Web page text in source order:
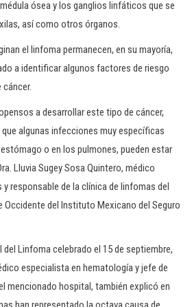
ósea y los ganglios linfáticos que se
así como otros órganos.
el linfoma permanecen, en su mayoría,
a identificar algunos factores de riesgo
a desarrollar este tipo de cáncer,
algunas infecciones muy específicas
o en los pulmones, pueden estar
Lluvia Sugey Sosa Quintero, médico
responsable de la clínica de linfomas del
Occidente del Instituto Mexicano del Seguro
del Linfoma celebrado el 15 de septiembre,
especialista en hematología y jefe de
mencionado hospital, también explicó en